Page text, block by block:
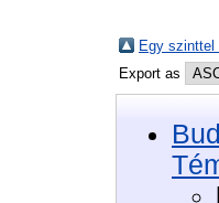
Egy szinttel
Export as